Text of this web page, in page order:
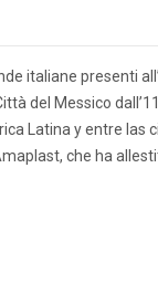
italiane presenti
del Messico
Latina y entre las
che ha